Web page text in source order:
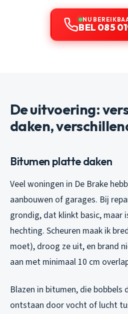
NU
BEL 085
De uitvoering:
daken,
Bitumen platte daken
Veel woningen in De Brake
aanbouwen of garages. Bij
grondig, dat klinkt basic, maar
hechting. Scheuren maak ik
moet), droog ze uit, en brand
aan met minimaal 10 cm
Blazen in bitumen, die bobbels
ontstaan door vocht of lucht